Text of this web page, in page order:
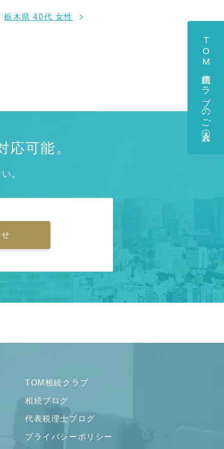
TOM相続クラブのご入会
栃木県 40代 女性
応可能。
。
TOM相続クラブ
相続ブログ
代表税理士ブログ
プライバシーポリシー